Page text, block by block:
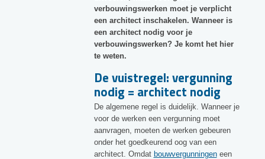
verbouwingswerken moet je verplicht
een architect inschakelen. Wanneer is
een architect nodig voor je
verbouwingswerken? Je komt het hier
te weten.
De vuistregel: vergunning
nodig = architect nodig
De algemene regel is duidelijk. Wanneer je
voor de werken een vergunning moet
aanvragen, moeten de werken gebeuren
onder het goedkeurend oog van een
architect. Omdat bouwvergunningeneen